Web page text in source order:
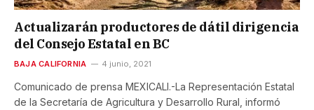
Actualizarán productores de dátil dirigencia
del Consejo Estatal en BC
BAJA CALIFORNIA 4 junio, 2021
Comunicado de prensa MEXICALI.-La Representación Estatal
de la Secretaría de Agricultura y Desarrollo Rural, informó